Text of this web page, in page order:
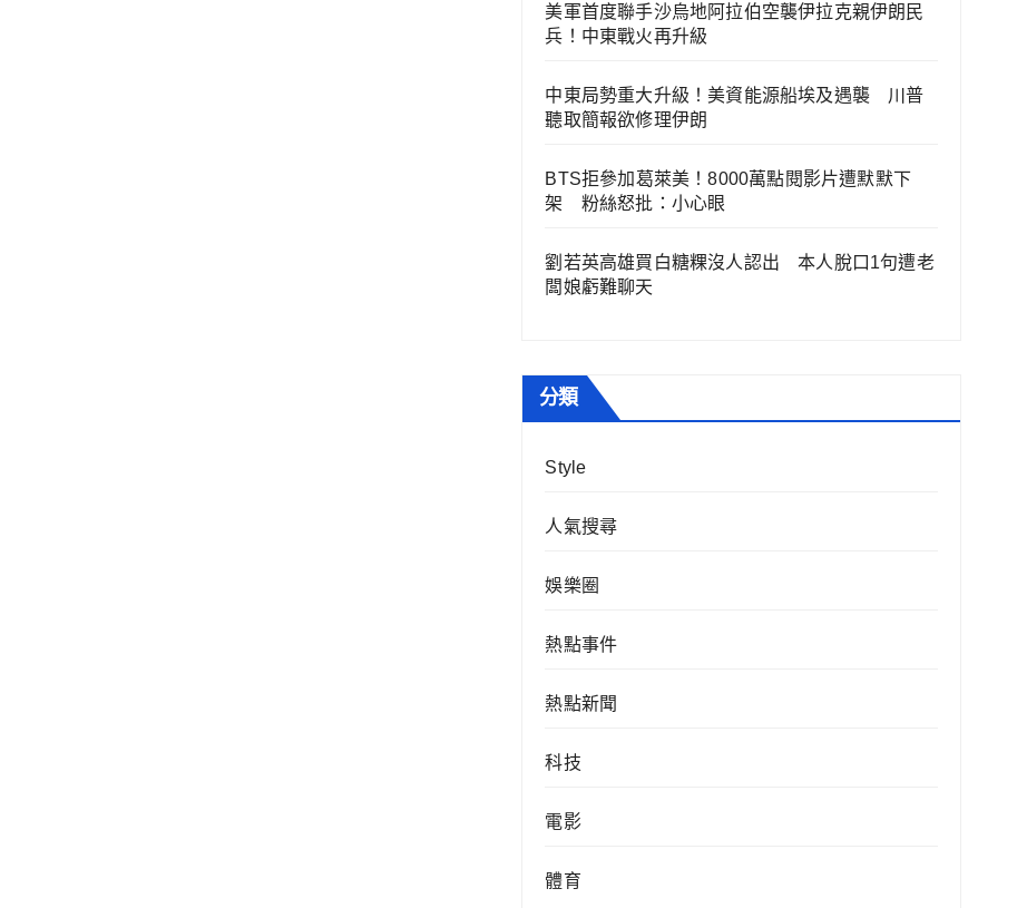
美軍首度聯手沙烏地阿拉伯空襲伊拉克親伊朗民
兵！中東戰火再升級
中東局勢重大升級！美資能源船埃及遇襲 川普
聽取簡報欲修理伊朗
BTS拒參加葛萊美！8000萬點閱影片遭默默下
架 粉絲怒批：小心眼
劉若英高雄買白糖粿沒人認出 本人脫口1句遭老
闆娘虧難聊天
分類
Style
人氣搜尋
娛樂圈
熱點事件
熱點新聞
科技
電影
體育